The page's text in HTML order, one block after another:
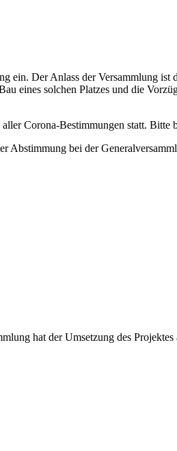
Der Anlass der Versammlung ist
eines solchen Platzes und die
Corona-Bestimmungen statt.
Abstimmung bei der
hat der Umsetzung des